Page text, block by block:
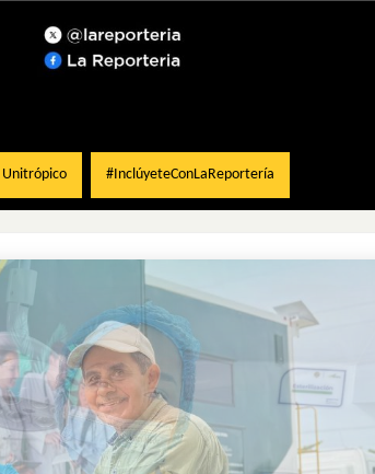
Unitrópico #InclúyeteConLaReportería